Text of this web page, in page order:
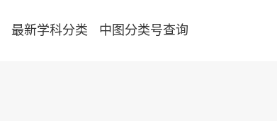
最新学科分类 中图分类号查询